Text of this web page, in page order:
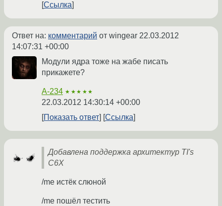
Ссылка
Ответ на: комментарий от wingear 22.03.2012
14:07:31 +00:00
Модули ядра тоже на жабе писать
прикажете?
A-234 ★★★★★
22.03.2012 14:30:14 +00:00
Показать ответ
Ссылка
Добавлена поддержка архитектур TI's
C6X
/me истёк слюной
/me пошёл тестить